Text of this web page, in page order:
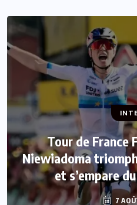
Tour de France
Niewiadoma
et s’empare
7
Mercato : Le FC
pour 50
7